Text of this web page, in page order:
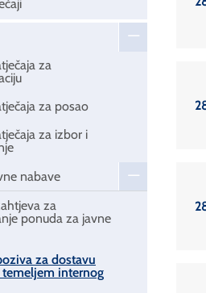
za
za posao
za izbor i
nabave
za
ponuda za javne
za dostavu
internog